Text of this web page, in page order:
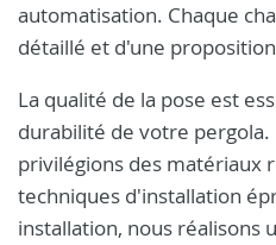
automatisation. Chaque
détaillé et d'une
La qualité de la pose est
durabilité de votre
privilégions des matériaux
techniques d'installation
installation, nous réalisons